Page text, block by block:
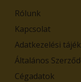
Rólunk
Kapcsolat
Adatkezelési
Általános
Cégadatok